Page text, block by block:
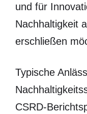
und für
Nachhaltigkeit
erschließen
Typische
CSRD-